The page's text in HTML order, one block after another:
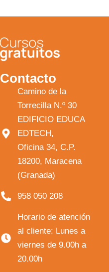
Contacto
Camino de la
Torrecilla N.º 30
EDIFICIO EDUCA
EDTECH,
Oficina 34, C.P.
18200, Maracena
(Granada)
958 050 208
Horario de atención
al cliente: Lunes a
viernes de 9.00h a
20.00h